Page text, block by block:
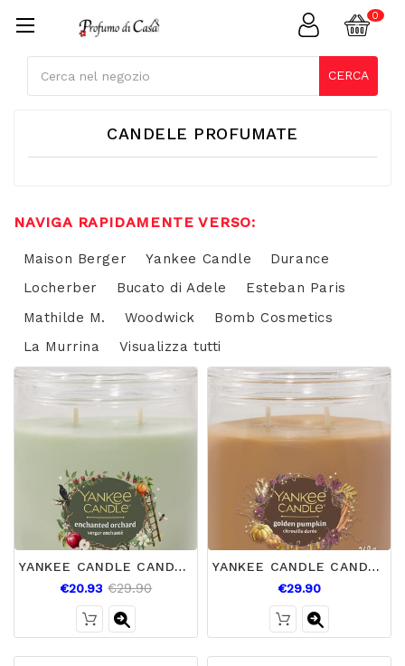
CERCA
CANDELE PROFUMATE
NAVIGA RAPIDAMENTE VERSO:
Maison Berger Yankee Candle
Durance
Locherber
Bucato di Adele
Esteban Paris
Mathilde M.
Woodwick
Bomb Cosmetics
La Murrina
Visualizza tutti
YANKEE CANDLE CANDELA MEDIA ENCHANTED ORCHARD
€20.93 €29.90
YANKEE CANDLE CANDELA MEDIA GOLDEN PUMPKIN
€29.90